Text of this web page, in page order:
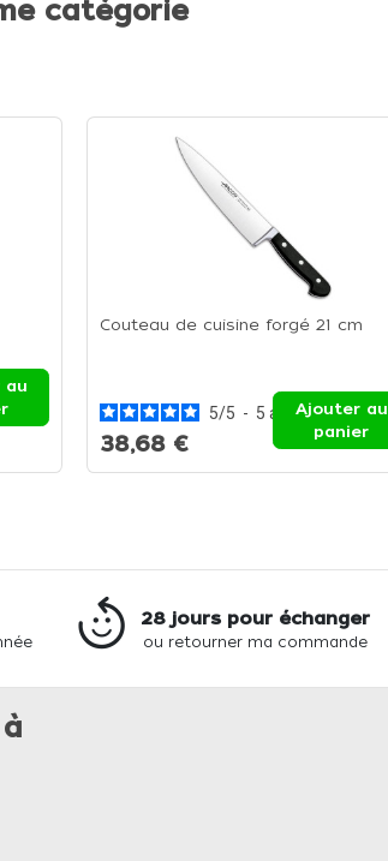
catégorie
au
Couteau de cuisine forgé 21 cm
5/5 - 5 avis
38,68 €
Ajouter au
panier
28 jours pour échanger
ou retourner ma commande